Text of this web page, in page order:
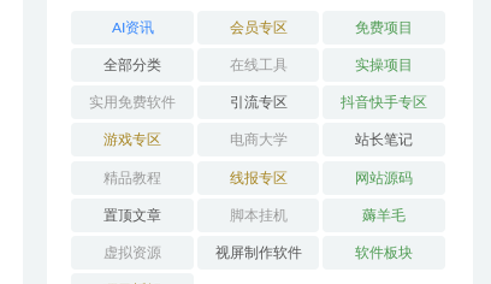
AI资讯 会员专区 免费项目
全部分类 在线工具 实操项目
实用免费软件 引流专区 抖音快手专区
游戏专区 电商大学 站长笔记
精品教程 线报专区 网站源码
置顶文章 脚本挂机 薅羊毛
虚拟资源 视屏制作软件 软件板块